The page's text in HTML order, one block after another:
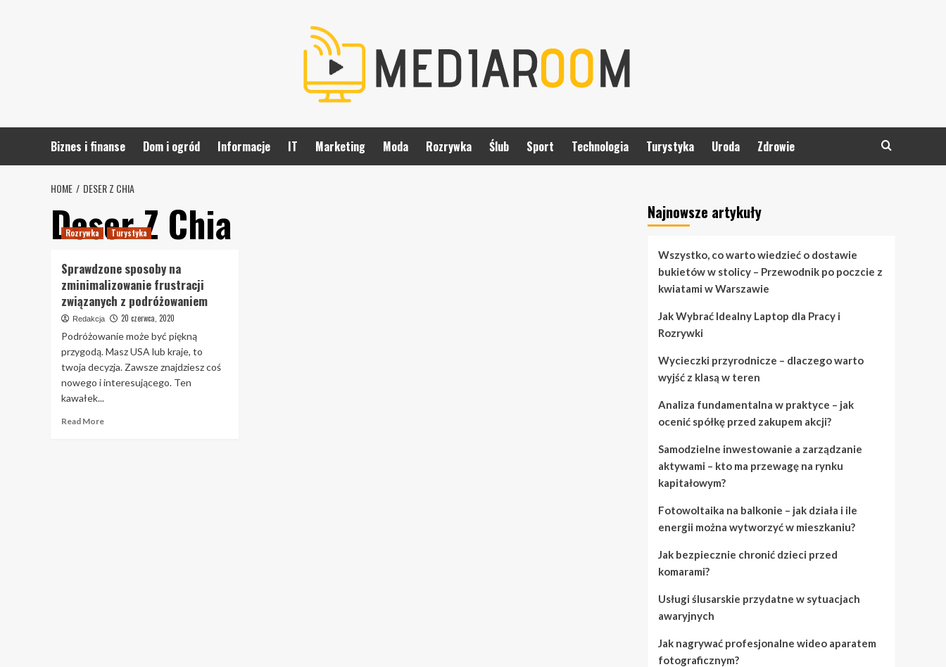
Biznes i finanse Dom i ogród Informacje IT Marketing Moda Rozrywka Ślub Sport Technologia Turystyka Uroda Zdrowie
HOME DESER Z CHIA
Deser Z Chia
Rozrywka Turystyka
Sprawdzone sposoby na
zminimalizowanie frustracji
związanych z podróżowaniem
Redakcja 20 czerwca, 2020
Podróżowanie może być piękną
przygodą. Masz USA lub kraje, to
twoja decyzja. Zawsze znajdziesz coś
nowego i interesującego. Ten
kawałek...
Read MoreRead
Najnowsze artykuły
Wszystko, co warto wiedzieć o dostawie
bukietów w stolicy – Przewodnik po poczcie z
kwiatami w Warszawie
Jak Wybrać Idealny Laptop dla Pracy i
Rozrywki
Wycieczki przyrodnicze – dlaczego warto
wyjść z klasą w teren
Analiza fundamentalna w praktyce – jak
ocenić spółkę przed zakupem akcji?
Samodzielne inwestowanie a zarządzanie
aktywami – kto ma przewagę na rynku
kapitałowym?
Fotowoltaika na balkonie – jak działa i ile
energii można wytworzyć w mieszkaniu?
Jak bezpiecznie chronić dzieci przed
komarami?
Usługi ślusarskie przydatne w sytuacjach
awaryjnych
Jak nagrywać profesjonalne wideo aparatem
fotograficznym?